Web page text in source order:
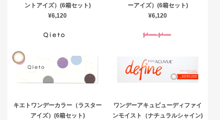
ントアイズ）(6箱セット)
¥6,120
ーアイズ）(6箱セット)
¥6,120
キエトワンデーカラー（ラスター
アイズ）(6箱セット)
ワンデーアキュビューディファイ
ンモイスト（ナチュラルシャイン)